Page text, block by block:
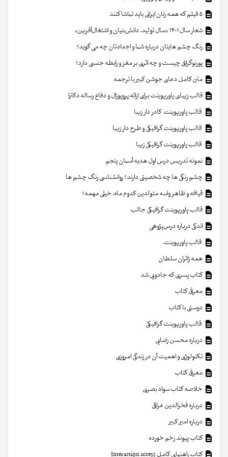
شعار سال ۱۴۰۱ «سال تولید، دانش‌بنیان و اشتغال‌آفرین»
رنگ چشم هایتان درباره شما و اجدادتان چه می گوید؟
پورنوگرافی چیست و چه اثری بر مغز و رابطه جنسی دارد؟
متن کامل دعای جوشن کبیر با ترجمه
قالب زیبای پاورپوینت برای ارائه پروپوزال و دفاع رساله دکترا
قالب پاورپوینت کادر دار زیبا
قالب پاورپوینت گرافیکی و طرح دار زیبا
قالب پاورپوینت گرافیکی زیبا
نمونه تدریس درس اول هدیه آسمان پنجم
چشم رنگی ها چه شخصیتی دارند؟ روانشناسی رنگ چشم ها
قیافه و ظاهر واسه متولدین کدوم ماه، خیلی مهمه؟
قالب پاورپوینت گرافیکی جالب
اندکی درباره درس‌پژوهی
قالب پاورپوینت
همه زائران سلطان
کتاب پسری که جادویی شد
معرفی کتاب
دوستی با کتاب
قالب پاورپوینت گرافیکی
درباره محسن رضایی
تکنولوژی و اهمیت آن در زندگی امروزی
معرفی کتاب
خلاصه کتاب سواد بصری
درباره فخرالدین عراقی
درباره امیر کبیر
کتاب پیوند زخم خورده
کتاب راهنمای کامل Interaction access